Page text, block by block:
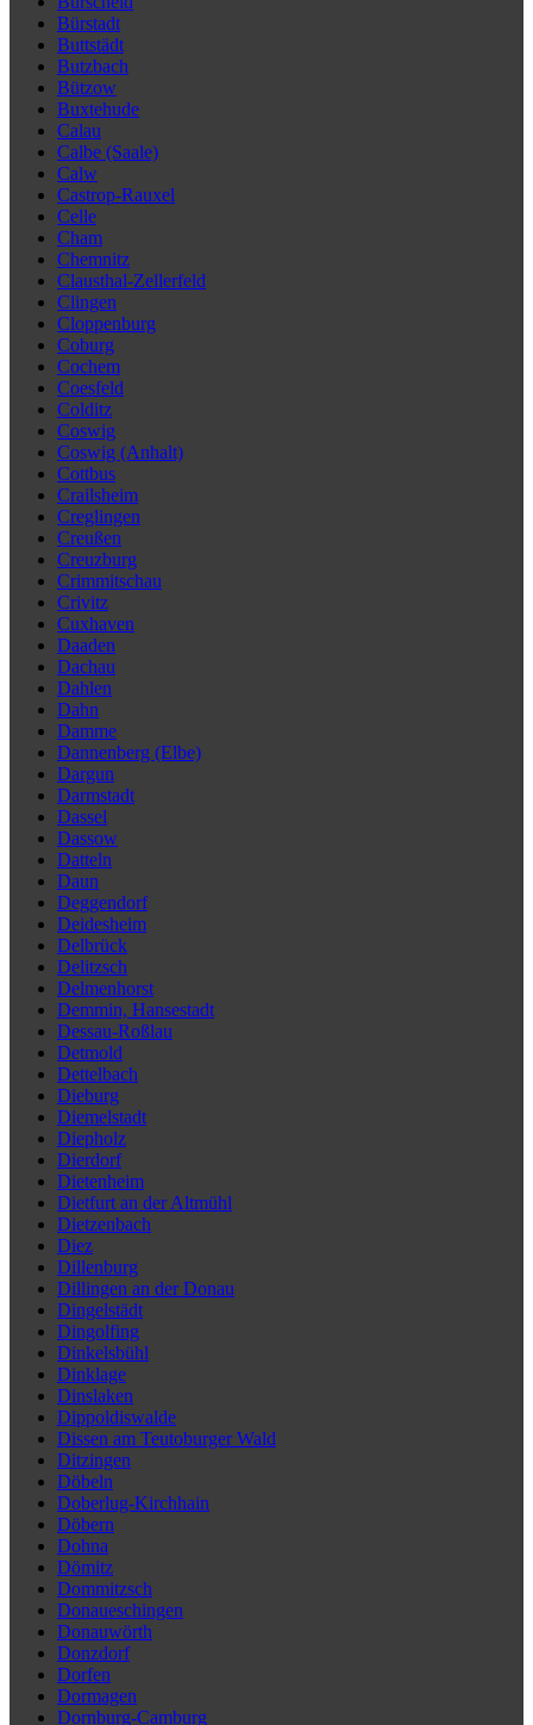
Bürstadt
Buttstädt
Butzbach
Bützow
Buxtehude
Calau
Calbe (Saale)
Calw
Castrop-Rauxel
Celle
Cham
Chemnitz
Clausthal-Zellerfeld
Clingen
Cloppenburg
Coburg
Cochem
Coesfeld
Colditz
Coswig
Coswig (Anhalt)
Cottbus
Crailsheim
Creglingen
Creußen
Creuzburg
Crimmitschau
Crivitz
Cuxhaven
Daaden
Dachau
Dahlen
Dahn
Damme
Dannenberg (Elbe)
Dargun
Darmstadt
Dassel
Dassow
Datteln
Daun
Deggendorf
Deidesheim
Delbrück
Delitzsch
Delmenhorst
Demmin, Hansestadt
Dessau-Roßlau
Detmold
Dettelbach
Dieburg
Diemelstadt
Diepholz
Dierdorf
Dietenheim
Dietfurt an der Altmühl
Dietzenbach
Diez
Dillenburg
Dillingen an der Donau
Dingelstädt
Dingolfing
Dinkelsbühl
Dinklage
Dinslaken
Dippoldiswalde
Dissen am Teutoburger Wald
Ditzingen
Döbeln
Doberlug-Kirchhain
Döbern
Dohna
Dömitz
Dommitzsch
Donaueschingen
Donauwörth
Donzdorf
Dorfen
Dormagen
Dornburg-Camburg